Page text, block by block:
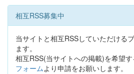
相互RSS募集中
当サイトと相互RSSしていただける
ます。
相互RSS(当サイトへの掲載)を希望
フォームより申請をお願いします。